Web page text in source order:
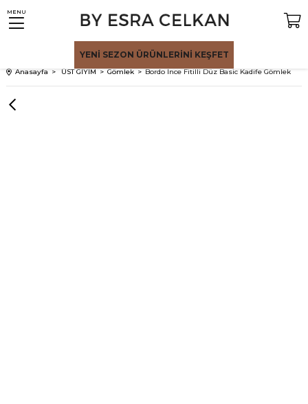
MENU
YENİ SEZON ÜRÜNLERİNİ KEŞFET
Anasayfa ÜST GİYİM Gömlek Bordo İnce Fitilli Düz Basic Kadife Gömlek